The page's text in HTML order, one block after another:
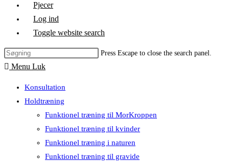
Pjecer
Log ind
Toggle website search
Press Escape to close the search panel.
Menu Luk
Konsultation
Holdtræning
Funktionel træning til MorKroppen
Funktionel træning til kvinder
Funktionel træning i naturen
Funktionel træning til gravide